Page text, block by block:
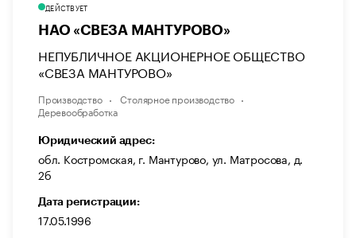
ДЕЙСТВУЕТ
НАО «СВЕЗА МАНТУРОВО»
НЕПУБЛИЧНОЕ АКЦИОНЕРНОЕ ОБЩЕСТВО
«СВЕЗА МАНТУРОВО»
Производство
Столярное производство
Деревообработка
Юридический адрес:
обл. Костромская, г. Мантурово, ул. Матросова, д.
2б
Дата регистрации:
17.05.1996